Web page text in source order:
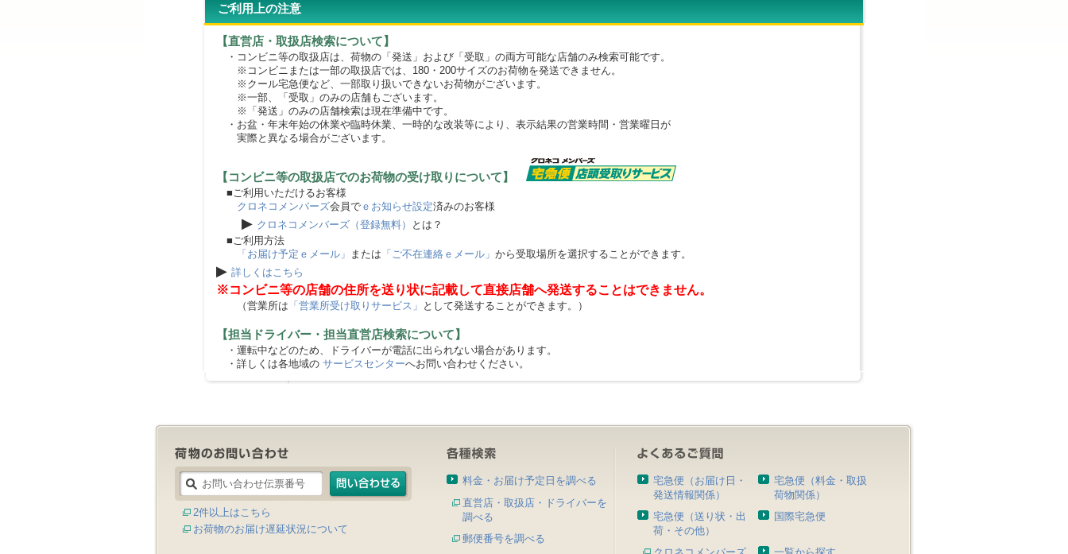
ご利用上の注意
【直営店・取扱店検索について】
・コンビニ等の取扱店は、荷物の「発送」および「受取」の両方可能な店舗のみ検索可能です。
※コンビニまたは一部の取扱店では、180・200サイズのお荷物を発送できません。
※クール宅急便など、一部取り扱いできないお荷物がございます。
※一部、「受取」のみの店舗もございます。
※「発送」のみの店舗検索は現在準備中です。
・お盆・年末年始の休業や臨時休業、一時的な改装等により、表示結果の営業時間・営業曜日が
実際と異なる場合がございます。
【コンビニ等の取扱店でのお荷物の受け取りについて】
■ご利用いただけるお客様
クロネコメンバーズ会員で ｅお知らせ設定済みのお客様
▶ クロネコメンバーズ（登録無料）
とは？
■ご利用方法
「お届け予定ｅメール」 または 「ご不在連絡ｅメール」 から受取場所を選択することができます。
▶ 詳しくはこちら
※コンビニ等の店舗の住所を送り状に記載して直接店舗へ発送することはできません。
（営業所は 「営業所受け取りサービス」 として発送することができます。）
【担当ドライバー・担当直営店検索について】
・運転中などのため、ドライバーが電話に出られない場合があります。
・詳しくは各地域の サービスセンターへお問い合わせください。
2件以上はこちら
お荷物のお届け遅延状況について
料金・お届け予定日を調べる
直営店・取扱店・ドライバーを
調べる
郵便番号を調べる
宅急便（お届け日・
発送情報関係）
宅急便（料金・取扱
荷物関係）
宅急便（送り状・出
荷・その他）
国際宅急便